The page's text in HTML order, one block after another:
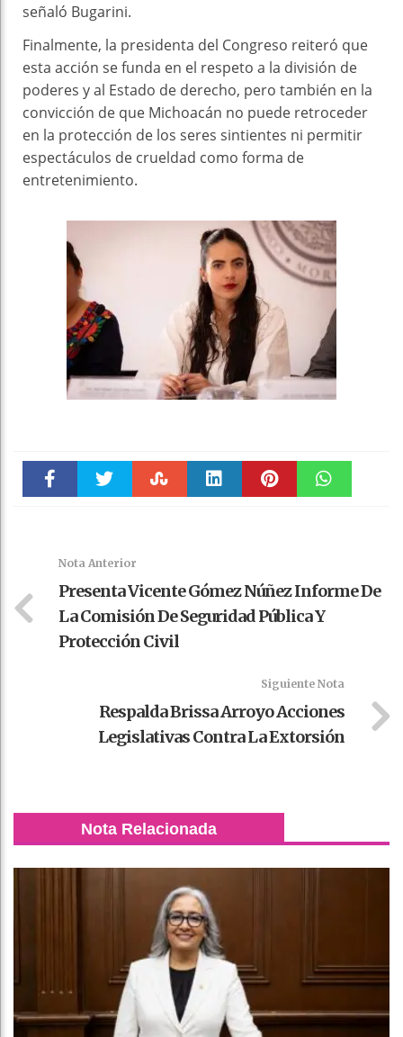
señaló Bugarini.
Finalmente, la presidenta del Congreso reiteró que
esta acción se funda en el respeto a la división de
poderes y al Estado de derecho, pero también en la
convicción de que Michoacán no puede retroceder
en la protección de los seres sintientes ni permitir
espectáculos de crueldad como forma de
entretenimiento.
Nota Anterior
Presenta Vicente Gómez Núñez Informe De
La Comisión De Seguridad Pública Y
Protección Civil
Siguiente Nota
Respalda Brissa Arroyo Acciones
Legislativas Contra La Extorsión
Nota Relacionada